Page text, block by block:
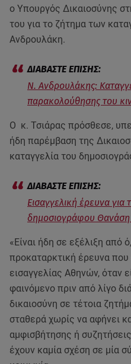
ο Υπουργός Δικαιοσύνης
του για το ζήτημα των
Ανδρουλάκη.
Ν. Ανδρουλάκης:
παρακολούθησης του
Ο κ. Τσιάρας πρόσθεσε,
ήδη παρέμβαση της
καταγγελία του
Εισαγγελική έρευνα
δημοσιογράφου
«Είναι ήδη σε εξέλιξη από
προκαταρκτική έρευνα που
εισαγγελίας Αθηνών, όταν
φαινόμενο πριν από λίγο
δικαιοσύνη σε τέτοια
σταθερά χωρίς να αφήνει
αμφισβήτησης ή
έχουν καμία σχέση σε μία